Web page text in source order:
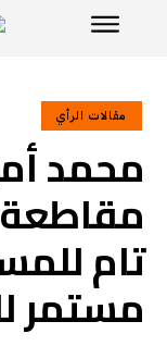
مقالات الرأي
محمد
تام
مستمر